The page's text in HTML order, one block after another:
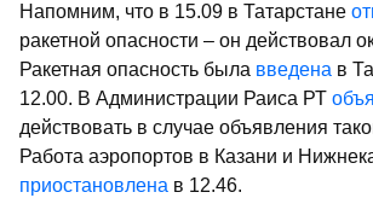
Напомним, что в 15.09 в Татарстане
ракетной опасности – он действовал
Ракетная опасность была введена в
12.00. В Администрации Раиса РТ
действовать в случае объявления
Работа аэропортов в Казани и
приостановлена в 12.46.